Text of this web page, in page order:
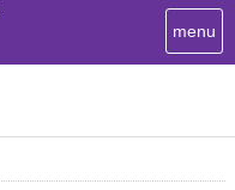
T
o
menu